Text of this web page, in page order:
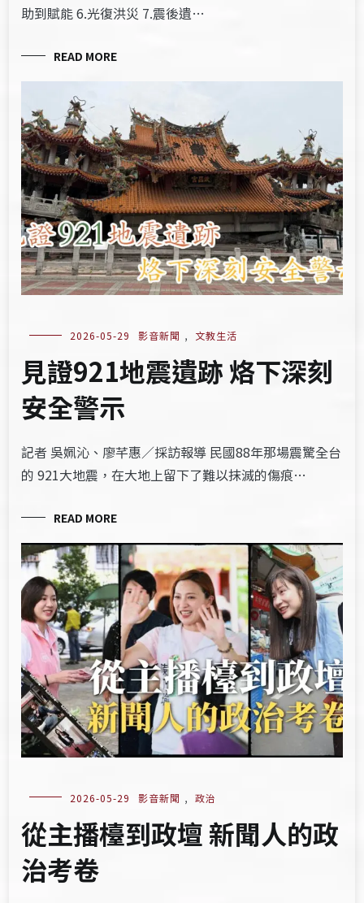
助到賦能 6.光復洪災 7.震後遺…
READ MORE
2026-05-29 影音新聞 , 文教生活
見證921地震遺跡 烙下深刻
安全警示
記者 吳姵沁、廖芊惠／採訪報導 民國88年那場震驚全台
的 921大地震，在大地上留下了難以抹滅的傷痕…
READ MORE
2026-05-29 影音新聞 , 政治
從主播檯到政壇 新聞人的政
治考卷